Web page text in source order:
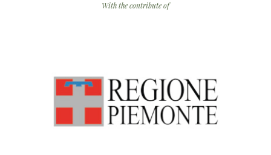
With the contribute of